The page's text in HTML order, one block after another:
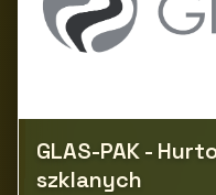
GLAS-PAK -
szklanych